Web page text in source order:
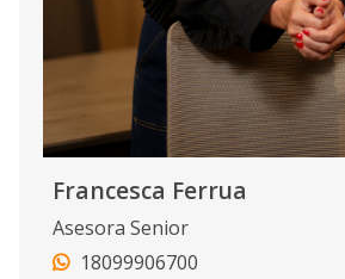
Francesca Ferrua
Asesora Senior
18099906700